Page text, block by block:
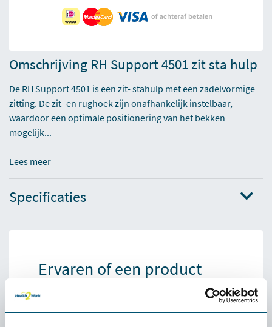
Omschrijving RH Support 4501 zit sta hulp
De RH Support 4501 is een zit- stahulp met een zadelvormige
zitting. De zit- en rughoek zijn onafhankelijk instelbaar,
waardoor een optimale positionering van het bekken
mogelijk...
Lees meer
Specificaties
Ervaren of een product
écht bij jou past: de
gratis
proefplaatsing van